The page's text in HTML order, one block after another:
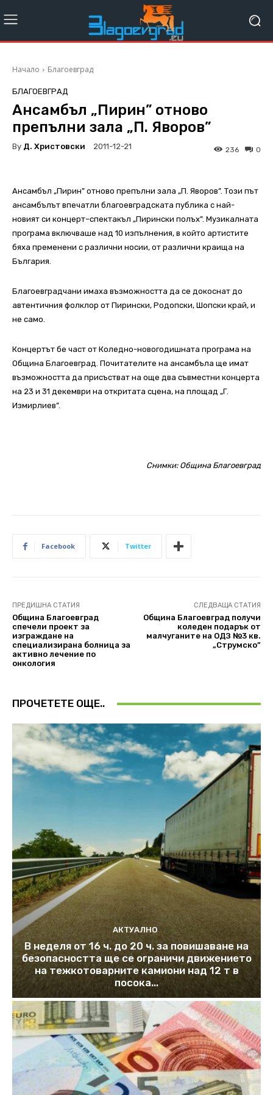
Начало Благоевград
БЛАГОЕВГРАД
Ансамбъл „Пирин” отново
препълни зала „П. Яворов”
By Д. Христовски 2011-12-21 0
236
Ансамбъл „Пирин” отново препълни зала „П. Яворов”. Този път
ансамбълът впечатли благоевградската публика с най-
новият си концерт–спектакъл „Пирински полъх”. Музикалната
програма включваше над 10 изпълнения, в който артистите
бяха пременени с различни носии, от различни краища на
България.
Благоевградчани имаха възможността да се докоснат до
автентичния фолклор от Пирински, Родопски, Шопски край, и
не само.
Концертът бе част от Коледно-новогодишната програма на
Община Благоевград. Почитателите на ансамбъла ще имат
възможността да присъстват на още два съвместни концерта
на 23 и 31 декември на откритата сцена, на площад „Г.
Измирлиев”.
Снимки: Община Благоевград
Facebook Twitter
ПРЕДИШНА СТАТИЯ
Община Благоевград
спечели проект за
изграждане на
специализирана болница за
активно лечение по
онкология
СЛЕДВАЩА СТАТИЯ
Община Благоевград получи
коледен подарък от
малчуганите на ОДЗ №3 кв.
„Струмско”
ПРОЧЕТЕТЕ ОЩЕ..
АКТУАЛНО
В неделя от 16 ч. до 20 ч. за повишаване на
безопасността ще се ограничи движението
на тежкотоварните камиони над 12 т в
посока...